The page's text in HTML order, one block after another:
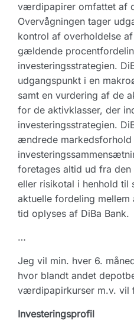
værdipapirer omfattet af
Overvågningen tager
kontrol af overholdelse
gældende
investeringsstrategien.
udgangspunkt i en
samt en vurdering af de
for de aktivklasser, der
investeringsstrategien.
ændrede
foretages altid ud fra
eller risikotal i henhold til
aktuelle fordeling
tid oplyses af DiBa Bank.
…
Jeg vil min. hver 6.
hvor blandt andet
værdipapirkurser m.v. vil
Investeringsprofil